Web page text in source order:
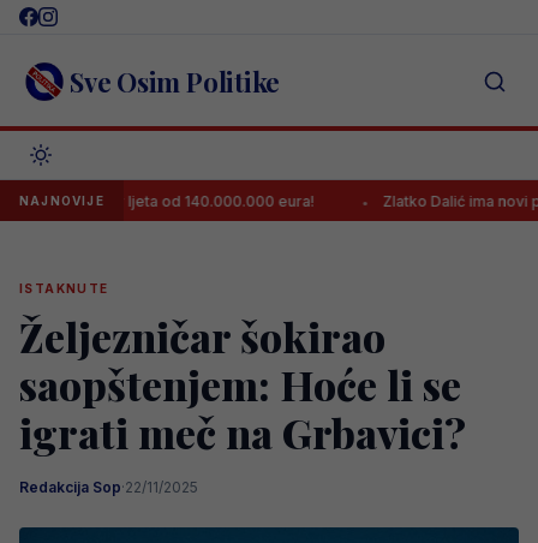
Skip
content Sve Osim Politike
NAJNOVIJEljeta od 140.000.000 eura! Zlatko Dalić ima novi posao,
ISTAKNUTE
Željezničar šokirao
saopštenjem: Hoće li se
igrati meč na Grbavici?
Redakcija Sop·22/11/2025